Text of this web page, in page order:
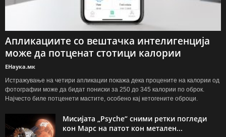
Апликациите со вештачка интелигенција
може да потценат стотици калории
ЕНаука.мк
Истражување на четири апликации покажа дека процените на калории од
фотографии може да бидат пониски за 250 до 345 калории по оброк.
Најчесто биле потценети мастите, особено кај кетогените оброци.
Мисијата „Psyche“ сними ретки погледи
кон Марс на патот кон метален...